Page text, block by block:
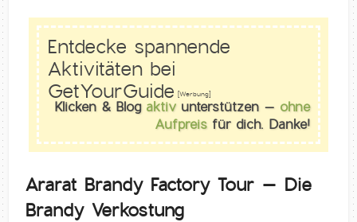
Entdecke spannende
Aktivitäten bei
GetYourGuide [Werbung]
Klicken & Blog aktivunterstützen – ohne
Aufpreisfür dich. Danke!
Ararat Brandy Factory Tour – Die
Brandy Verkostung